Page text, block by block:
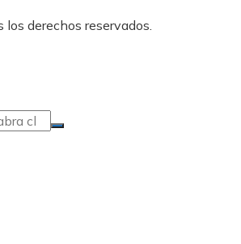
derechos reservados.